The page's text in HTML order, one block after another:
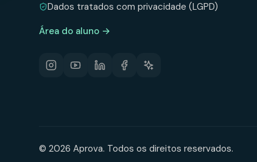
Dados tratados com privacidade (LGPD)
Área do aluno →
© 2026 Aprova. Todos os direitos reservados.